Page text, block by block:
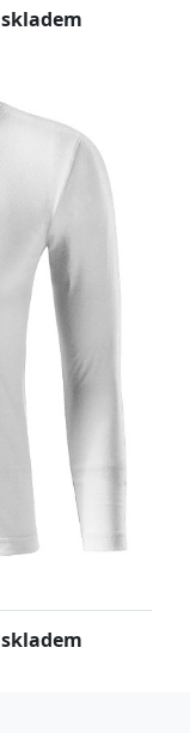
skladem
skladem